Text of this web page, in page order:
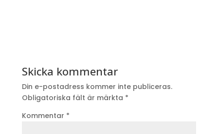
Skicka kommentar
Din e-postadress kommer inte publiceras.
Obligatoriska fält är märkta *
Kommentar *